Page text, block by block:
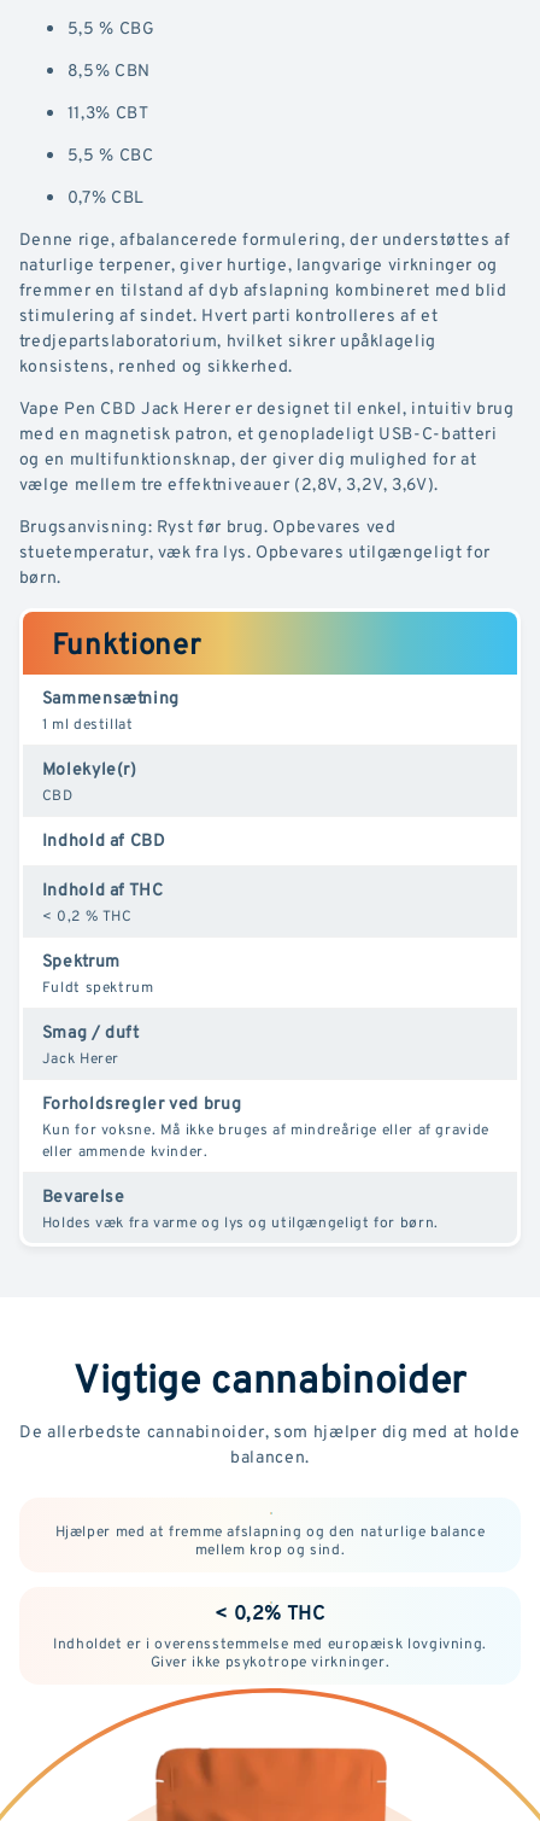
5,5 % CBG
8,5% CBN
11,3% CBT
5,5 % CBC
0,7% CBL
Denne rige, afbalancerede formulering, der understøttes af
naturlige terpener, giver hurtige, langvarige virkninger og
fremmer en tilstand af dyb afslapning kombineret med blid
stimulering af sindet. Hvert parti kontrolleres af et
tredjepartslaboratorium, hvilket sikrer upåklagelig
konsistens, renhed og sikkerhed.
Vape Pen CBD Jack Herer er designet til enkel, intuitiv brug
med en magnetisk patron, et genopladeligt USB-C-batteri
og en multifunktionsknap, der giver dig mulighed for at
vælge mellem tre effektniveauer (2,8V, 3,2V, 3,6V).
Brugsanvisning: Ryst før brug. Opbevares ved
stuetemperatur, væk fra lys. Opbevares utilgængeligt for
børn.
Funktioner
Sammensætning
1 ml destillat
Molekyle(r)
CBD
Indhold af CBD
Indhold af THC
< 0,2 % THC
Spektrum
Fuldt spektrum
Smag / duft
Jack Herer
Forholdsregler ved brug
Kun for voksne. Må ikke bruges af mindreårige eller af gravide
eller ammende kvinder.
Bevarelse
Holdes væk fra varme og lys og utilgængeligt for børn.
Vigtige cannabinoider
De allerbedste cannabinoider, som hjælper dig med at holde
balancen.
Hjælper med at fremme afslapning og den naturlige balance
mellem krop og sind.
< 0,2% THC
Indholdet er i overensstemmelse med europæisk lovgivning.
Giver ikke psykotrope virkninger.